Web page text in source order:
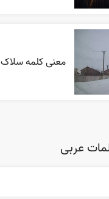
معنی کلمه سلاک
عربی